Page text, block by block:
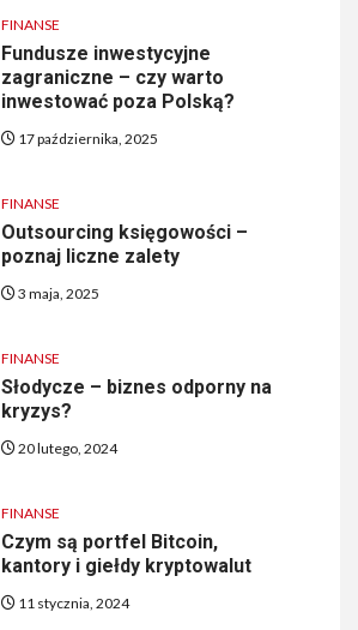
FINANSE
Fundusze inwestycyjne
zagraniczne – czy warto
inwestować poza Polską?
17 października, 2025
FINANSE
Outsourcing księgowości –
poznaj liczne zalety
3 maja, 2025
FINANSE
Słodycze – biznes odporny na
kryzys?
20 lutego, 2024
FINANSE
Czym są portfel Bitcoin,
kantory i giełdy kryptowalut
11 stycznia, 2024